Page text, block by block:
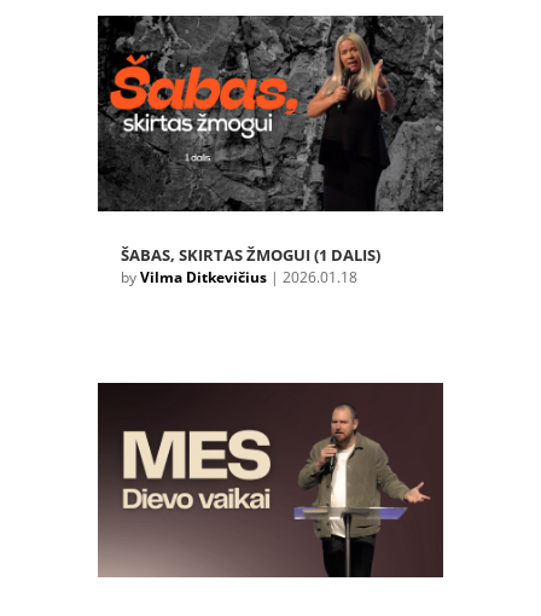
ŠABAS, SKIRTAS ŽMOGUI (1 DALIS)
byVilma Ditkevičius| 2026.01.18